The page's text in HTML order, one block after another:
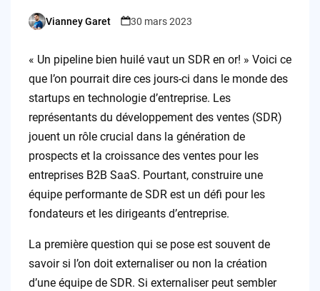
Posted
Vianney Garet 30 mars 2023
« Un pipeline bien huilé vaut un SDR en or! » Voici ce
que l’on pourrait dire ces jours-ci dans le monde des
startups en technologie d’entreprise. Les
représentants du développement des ventes (SDR)
jouent un rôle crucial dans la génération de
prospects et la croissance des ventes pour les
entreprises B2B SaaS. Pourtant, construire une
équipe performante de SDR est un défi pour les
fondateurs et les dirigeants d’entreprise.
La première question qui se pose est souvent de
savoir si l’on doit externaliser ou non la création
d’une équipe de SDR. Si externaliser peut sembler